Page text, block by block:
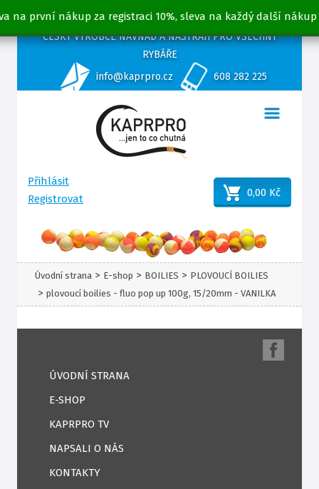
na první nákup za registraci 10%, sleva na každý další nákup
ČESKÝ VÝROBCE NÁVNAD A NÁSTRAH PRO VŠECHNY
RYBÁŘE
info@kaprpro.cz
608 282 225
Přihlásit
Registrovat
0,00 Kč
Úvodní strana > E-shop > BOILIES > PLOVOUCÍ BOILIES
> plovoucí boilies - fluo pop up 100g, 15/20mm - VANILKA
ÚVODNÍ STRANA
E-SHOP
KAPRPRO TV
NAPSALI O NÁS
KONTAKTY